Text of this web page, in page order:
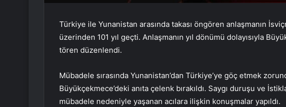
Türkiye ile Yunanistan arasında takası öngören anlaşmanın
üzerinden 101 yıl geçti. Anlaşmanın yıl dönümü dolayısıyla
tören düzenlendi.
Mübadele sırasında Yunanistan’dan Türkiye’ye göç etmek
Büyükçekmece’deki anıta çelenk bırakıldı. Saygı duruşu ve
mübadele nedeniyle yaşanan acılara ilişkin konuşmalar yapıldı.